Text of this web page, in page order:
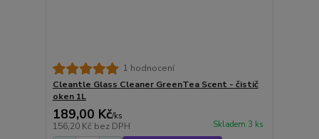
1 hodnocení
Cleantle Glass Cleaner GreenTea Scent - čistič
oken 1L
189,00 Kč/ks
156,20 Kč bez DPH Skladem 3 ks